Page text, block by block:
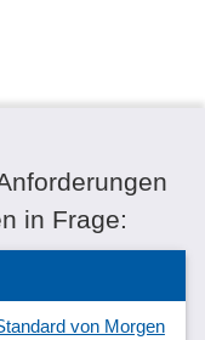
in Frage:
von Morgen